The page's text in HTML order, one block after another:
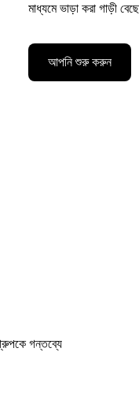
মাধ্যমে ভাড়া করা গাড়ী
আপনি শুরু করুন
গন্তব্যে